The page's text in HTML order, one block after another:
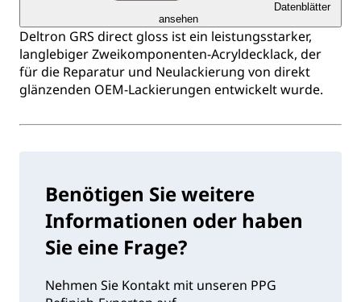
Datenblätter
ansehen
Deltron GRS direct gloss ist ein leistungsstarker,
langlebiger Zweikomponenten-Acryldecklack, der
für die Reparatur und Neulackierung von direkt
glänzenden OEM-Lackierungen entwickelt wurde.
Benötigen Sie weitere
Informationen oder haben
Sie eine Frage?
Nehmen Sie Kontakt mit unseren PPG